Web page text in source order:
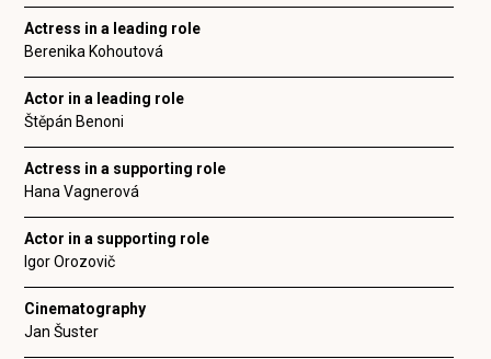
Actress in a leading role
Berenika Kohoutová
Actor in a leading role
Štěpán Benoni
Actress in a supporting role
Hana Vagnerová
Actor in a supporting role
Igor Orozovič
Cinematography
Jan Šuster